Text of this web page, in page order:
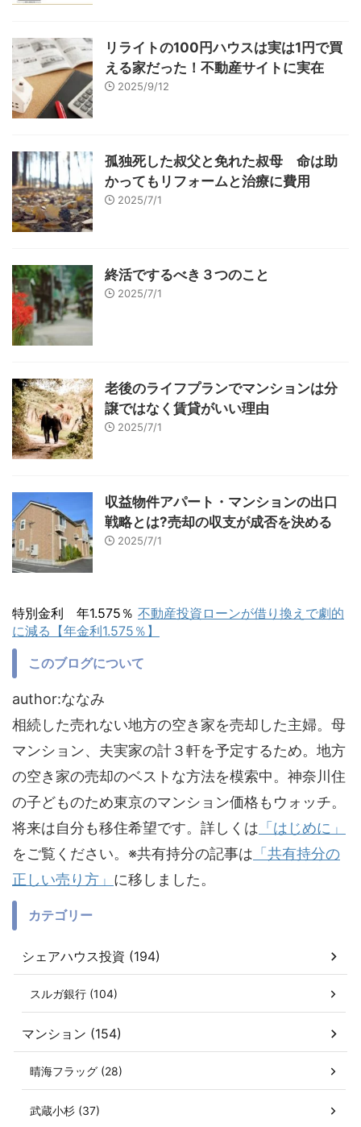
リライトの100円ハウスは実は1円で買
える家だった！不動産サイトに実在
2025/9/12
孤独死した叔父と免れた叔母 命は助
かってもリフォームと治療に費用
2025/7/1
終活でするべき３つのこと
2025/7/1
老後のライフプランでマンションは分
譲ではなく賃貸がいい理由
2025/7/1
収益物件アパート・マンションの出口
戦略とは?売却の収支が成否を決める
2025/7/1
特別金利 年1.575％ 不動産投資ローンが借り換えで劇的
に減る【年金利1.575％】
このブログについて
author:ななみ
相続した売れない地方の空き家を売却した主婦。母
マンション、夫実家の計３軒を予定するため。地方
の空き家の売却のベストな方法を模索中。神奈川住
の子どものため東京のマンション価格もウォッチ。
将来は自分も移住希望です。詳しくは 「はじめに」
をご覧ください。※共有持分の記事は 「共有持分の
正しい売り方」 に移しました。
カテゴリー
シェアハウス投資 (194)
スルガ銀行 (104)
マンション (154)
晴海フラッグ (28)
武蔵小杉 (37)